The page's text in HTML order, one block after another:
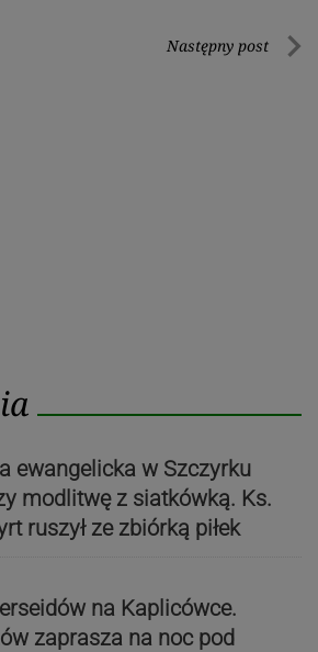
Następny post
ewangelicka w Szczyrku
modlitwę z siatkówką. Ks.
ruszył ze zbiórką piłek
na Kaplicówce.
zaprasza na noc pod